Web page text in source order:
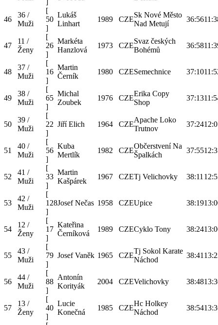
]
46
36 /
Muži
[
50
]
Lukáš
Linhart
1989 CZE
Sk Nové Město
Nad Metují
36:56
47
11 /
Ženy
[
26
]
Markéta
Hanzlová
1973 CZE
Svaz českých
Bohémů
36:58
48
37 /
Muži
[
16
]
Martin
Černík
1980 CZESemechnice 37:10
49
38 /
Muži
[
65
]
Michal
Zoubek
1976 CZE
Erika Copy
Shop
37:13
50
39 /
Muži
[
22
]
Jiří Elich 1964 CZE
Apache Loko
Trutnov
37:24
51
40 /
Muži
[
56
]
Kuba
Mertlík
1982 CZE
Občerstvení Na
Špalkách
37:55
52
41 /
Muži
[
33
]
Martin
Kašpárek
1967 CZETj Velichovky 38:11
53
42 /
Muži
[
128
]
Josef Nečas 1958 CZEUpice 38:19
54
12 /
Ženy
[
17
]
Kateřina
Černíková
1989 CZECyklo Tony 38:24
55
43 /
Muži
[
79
]
Josef Vaněk 1965 CZE
Tj Sokol Karate
Náchod
38:41
56
44 /
Muži
[
88
]
Antonín
Korityák
2004 CZEVelichovky 38:48
57
13 /
Ženy
[
40
]
Lucie
Konečná
1985 CZE
Hc Holkey
Náchod
38:54